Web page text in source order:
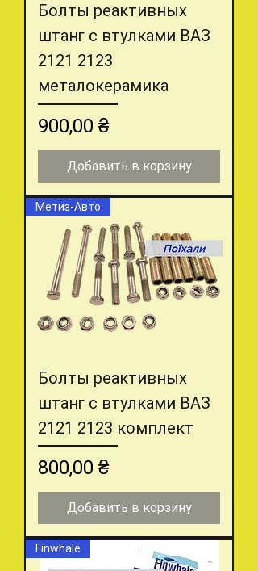
Болты реактивных
штанг с втулками ВАЗ
2121 2123
металокерамика
Цена
900,00 ₴
Добавить в корзину
Метиз-Авто
Болты реактивных
штанг с втулками ВАЗ
2121 2123 комплект
Цена
800,00 ₴
Добавить в корзину
Finwhale